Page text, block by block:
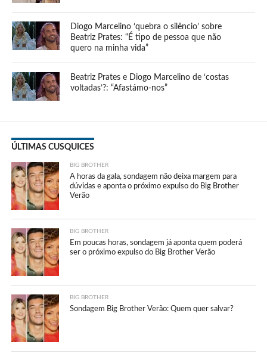
Diogo Marcelino ‘quebra o silêncio’ sobre
Beatriz Prates: “É tipo de pessoa que não
quero na minha vida”
Beatriz Prates e Diogo Marcelino de ‘costas
voltadas’?: “Afastámo-nos”
ÚLTIMAS CUSQUICES
BIG BROTHER
A horas da gala, sondagem não deixa margem para
dúvidas e aponta o próximo expulso do Big Brother
Verão
BIG BROTHER
Em poucas horas, sondagem já aponta quem poderá
ser o próximo expulso do Big Brother Verão
BIG BROTHER
Sondagem Big Brother Verão: Quem quer salvar?